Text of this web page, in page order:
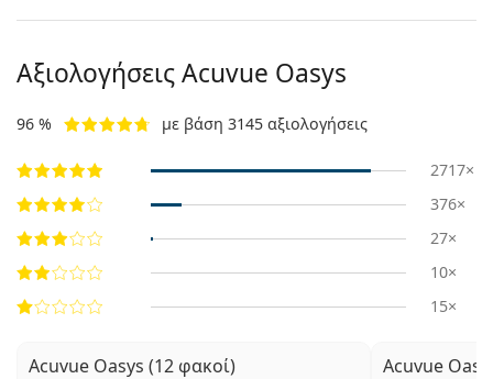
Αξιολογήσεις Acuvue Oasys
96 % με βάση 3145 αξιολογήσεις
2717×
376×
27×
10×
15×
Acuvue Oasys (12 φακοί) Acuvue